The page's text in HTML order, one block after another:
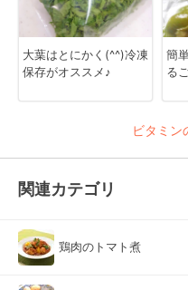
大葉はとにかく(^^)冷凍
保存がオススメ♪
簡
る
ビタミン
関連カテゴリ
鶏肉のトマト煮